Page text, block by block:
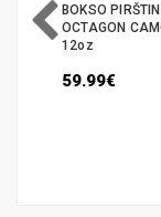
BOKSO
OCTAGON
12oz
59.99€